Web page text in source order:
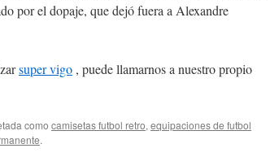
por el dopaje, que dejó fuera a Alexandre
super vigo , puede llamarnos a nuestro propio
como camisetas futbol retro, equipaciones de futbol
.